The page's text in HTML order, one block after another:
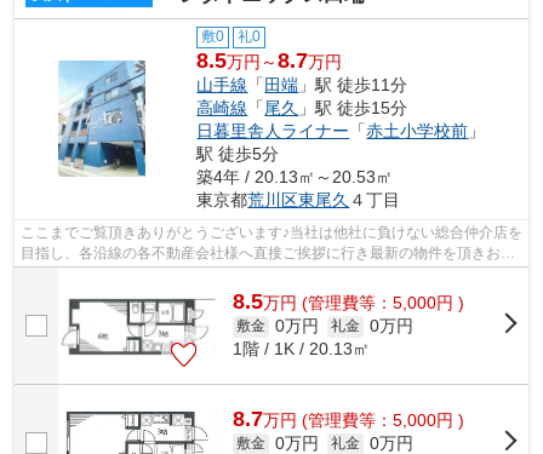
敷0 礼0
8.5万円～8.7万円
山手線 「 田端 」駅 徒歩11分
高崎線 「尾久 」駅 徒歩15分
日暮里舎人ライナー 「赤土小学校前 」
駅 徒歩5分
築4年 / 20.13㎡～20.53㎡
東京都荒川区東尾久 ４丁目
ここまでご覧頂きありがとうございます♪当社は他社に負けない総合仲介店を
目指し、各沿線の各不動産会社様へ直接ご挨拶に行き最新の物件を頂きお客
様へ提供しております！最新の情報は...
8.5万円 (管理費等：5,000円 )
敷金 0万円 礼金 0万円
1階 / 1K / 20.13㎡
8.7万円 (管理費等：5,000円 )
敷金 0万円 礼金 0万円